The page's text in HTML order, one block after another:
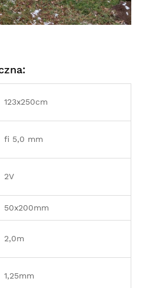
123x250cm
fi 5,0 mm
2V
50x200mm
2,0m
1,25mm